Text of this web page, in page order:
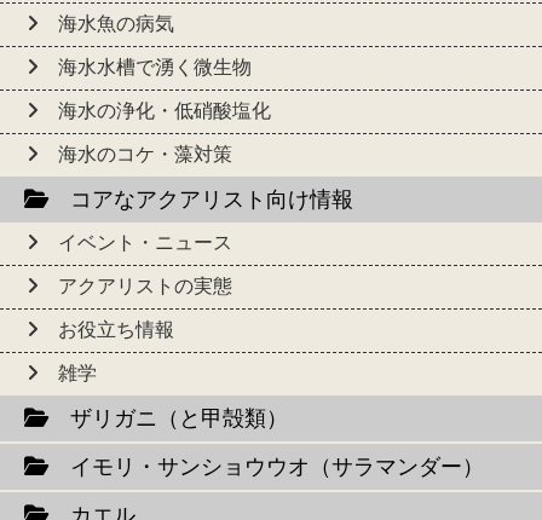
海水魚の病気
海水水槽で湧く微生物
海水の浄化・低硝酸塩化
海水のコケ・藻対策
コアなアクアリスト向け情報
イベント・ニュース
アクアリストの実態
お役立ち情報
雑学
ザリガニ（と甲殻類）
イモリ・サンショウウオ（サラマンダー）